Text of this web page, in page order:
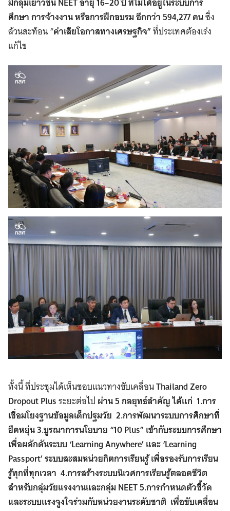
ศึกษา การจ้างงาน หรือการฝึกอบรม อีกกว่า 594,277 คนซึ่ง
ล้วนสะท้อน “ค่าเสียโอกาสทางเศรษฐกิจ”ที่ประเทศต้องเร่ง
แก้ไข
ทั้งนี้ ที่ประชุมได้เห็นชอบแนวทางขับเคลื่อนThailand Zero
Dropout Plusระยะต่อไป ผ่าน 5 กลยุทธ์สำคัญ ได้แก่ 1.การ
เชื่อมโยงฐานข้อมูลเด็กปฐมวัย 2.การพัฒนาระบบการศึกษาที่
ยืดหยุ่น 3.บูรณาการนโยบาย “10 Plus” เข้ากับระบบการศึกษา
เพื่อผลักดันระบบ ‘Learning Anywhere’ และ ‘Learning
Passport’ ระบบสะสมหน่วยกิตการเรียนรู้ เพื่อรองรับการเรียน
รู้ทุกที่ทุกเวลา 4.การสร้างระบบนิเวศการเรียนรู้ตลอดชีวิต
สำหรับกลุ่มวัยแรงงานและกลุ่ม NEET 5.การกำหนดตัวชี้วัด
และระบบแรงจูงใจร่วมกับหน่วยงานระดับชาติ เพื่อขับเคลื่อน